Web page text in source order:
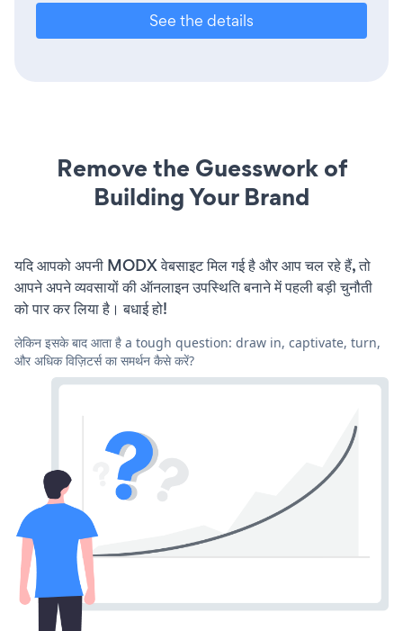
See the details
Remove the Guesswork of
Building Your Brand
यदि आपको अपनी MODX वेबसाइट मिल गई है और आप चल रहे हैं, तो
आपने अपने व्यवसायों की ऑनलाइन उपस्थिति बनाने में पहली बड़ी चुनौती
को पार कर लिया है। बधाई हो!
लेकिन इसके बाद आता है a tough question: draw in, captivate, turn,
और अधिक विज़िटर्स का समर्थन कैसे करें?